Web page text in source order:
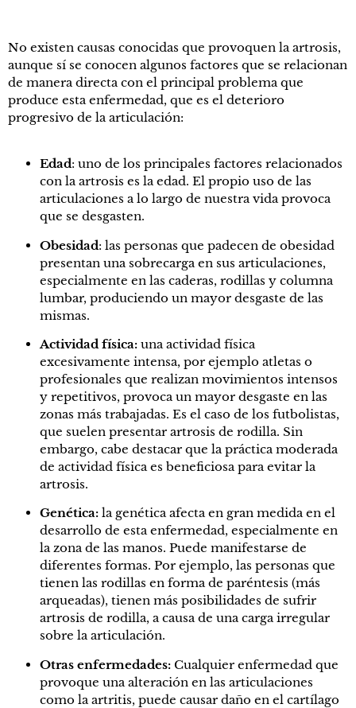
No existen causas conocidas que provoquen la artrosis,
aunque sí se conocen algunos factores que se relacionan
de manera directa con el principal problema que
produce esta enfermedad, que es el deterioro
progresivo de la articulación:
Edad: uno de los principales factores relacionados
con la artrosis es la edad. El propio uso de las
articulaciones a lo largo de nuestra vida provoca
que se desgasten.
Obesidad: las personas que padecen de obesidad
presentan una sobrecarga en sus articulaciones,
especialmente en las caderas, rodillas y columna
lumbar, produciendo un mayor desgaste de las
mismas.
Actividad física: una actividad física
excesivamente intensa, por ejemplo atletas o
profesionales que realizan movimientos intensos
y repetitivos, provoca un mayor desgaste en las
zonas más trabajadas. Es el caso de los futbolistas,
que suelen presentar artrosis de rodilla. Sin
embargo, cabe destacar que la práctica moderada
de actividad física es beneficiosa para evitar la
artrosis.
Genética: la genética afecta en gran medida en el
desarrollo de esta enfermedad, especialmente en
la zona de las manos. Puede manifestarse de
diferentes formas. Por ejemplo, las personas que
tienen las rodillas en forma de paréntesis (más
arqueadas), tienen más posibilidades de sufrir
artrosis de rodilla, a causa de una carga irregular
sobre la articulación.
Otras enfermedades: Cualquier enfermedad que
provoque una alteración en las articulaciones
como la artritis, puede causar daño en el cartílago